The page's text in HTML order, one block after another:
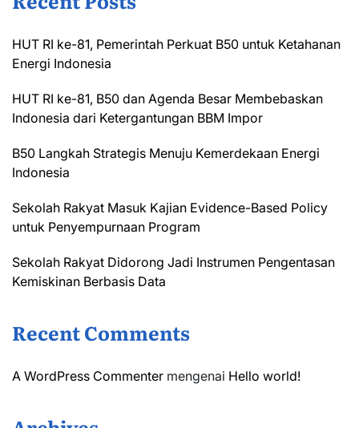
HUT RI ke-81, Pemerintah Perkuat B50 untuk Ketahanan
Energi Indonesia
HUT RI ke-81, B50 dan Agenda Besar Membebaskan
Indonesia dari Ketergantungan BBM Impor
B50 Langkah Strategis Menuju Kemerdekaan Energi
Indonesia
Sekolah Rakyat Masuk Kajian Evidence-Based Policy
untuk Penyempurnaan Program
Sekolah Rakyat Didorong Jadi Instrumen Pengentasan
Kemiskinan Berbasis Data
Recent Comments
A WordPress Commenter mengenai Hello world!